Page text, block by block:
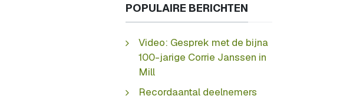
POPULAIRE BERICHTEN
Video: Gesprek met de bijna
100-jarige Corrie Janssen in
Mill
Recordaantal deelnemers